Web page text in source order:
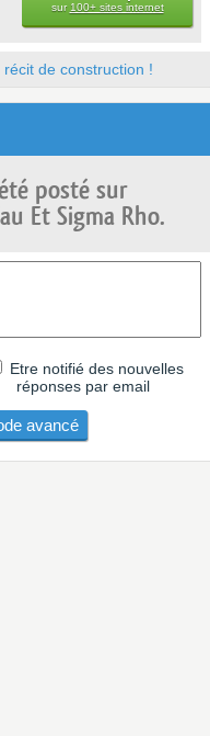
sur 100+ sites internet
de construction !
posté sur
Et Sigma Rho.
Etre notifié des nouvelles
réponses par email
avancé